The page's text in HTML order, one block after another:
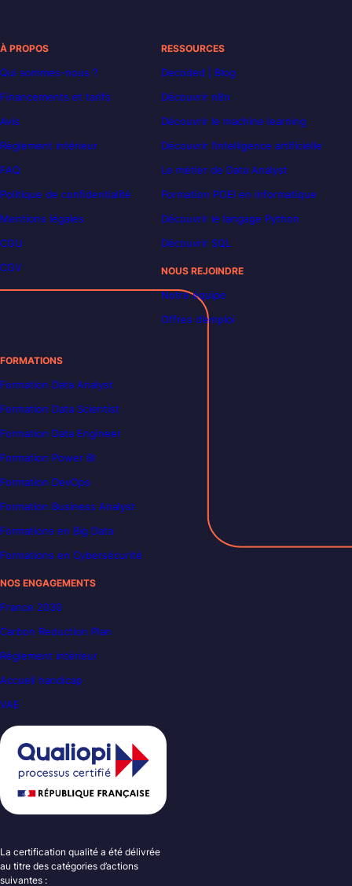
À PROPOS
Qui sommes-nous ?
Financements et tarifs
Avis
Règlement intérieur
FAQ
Politique de confidentialité
Mentions légales
CGU
CGV
RESSOURCES
Decoded | Blog
Découvrir n8n
Découvrir le machine learning
Découvrir l’intelligence artificielle
Le métier de Data Analyst
Formation POEI en informatique
Découvrir le langage Python
Découvrir SQL
NOUS REJOINDRE
Notre équipe
Offres d’emploi
FORMATIONS
Formation Data Analyst
Formation Data Scientist
Formation Data Engineer
Formation Power BI
Formation DevOps
Formation Business Analyst
Formations en Big Data
Formations en Cybersécurité
NOS ENGAGEMENTS
France 2030
Carbon Reduction Plan
Règlement intérieur
Accueil handicap
VAE
La certification qualité a été délivrée
au titre des catégories d’actions
suivantes :